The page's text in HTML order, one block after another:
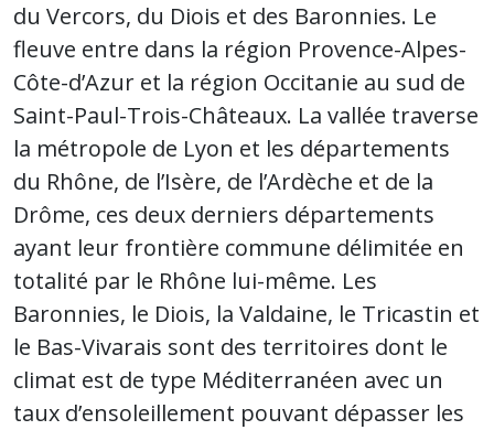
du Vercors, du Diois et des Baronnies. Le
fleuve entre dans la région Provence-Alpes-
Côte-d’Azur et la région Occitanie au sud de
Saint-Paul-Trois-Châteaux. La vallée traverse
la métropole de Lyon et les départements
du Rhône, de l’Isère, de l’Ardèche et de la
Drôme, ces deux derniers départements
ayant leur frontière commune délimitée en
totalité par le Rhône lui-même. Les
Baronnies, le Diois, la Valdaine, le Tricastin et
le Bas-Vivarais sont des territoires dont le
climat est de type Méditerranéen avec un
taux d’ensoleillement pouvant dépasser les